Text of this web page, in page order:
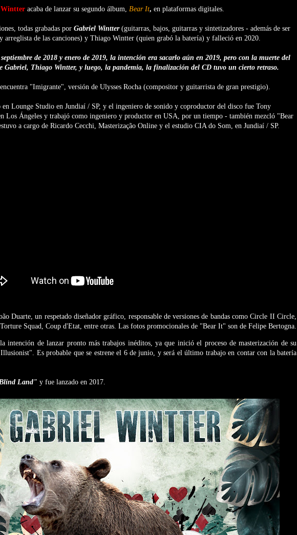
acaba de lanzar su segundo álbum, Bear It, en plataformas digitales.
todas grabadas por Gabriel Wintter(guitarras, bajos, guitarras y sintetizadores - además de ser
arreglista de las canciones) y Thiago Wintter (quien grabó la batería) y falleció en 2020.
de 2018 y enero de 2019, la intención era sacarlo aún en 2019, pero con la muerte del
Gabriel, Thiago Wintter, y luego, la pandemia, la finalización del CD tuvo un cierto retraso.
"Imigrante", versión de Ulysses Rocha (compositor y guitarrista de gran prestigio).
en Lounge Studio en Jundiaí / SP, y el ingeniero de sonido y coproductor del disco fue Tony
Los Ángeles y trabajó como ingeniero y productor en USA, por un tiempo - también mezcló "Bear
a cargo de Ricardo Cecchi, Masterização Online y el estudio CIA do Som, en Jundiaí / SP.
Duarte, un respetado diseñador gráfico, responsable de versiones de bandas como Circle II Circle,
Squad, Coup d'Etat, entre otras. Las fotos promocionales de "Bear It" son de Felipe Bertogna.
intención de lanzar pronto más trabajos inéditos, ya que inició el proceso de masterización de su
Es probable que se estrene el 6 de junio, y será el último trabajo en contar con la batería
Land" y fue lanzado en 2017.